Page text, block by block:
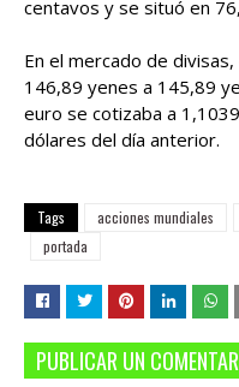
centavos y se situó en
En el mercado de
146,89 yenes a 145,89
euro se cotizaba a
dólares del día anterior.
Tags acciones mundiales
portada
PUBLICAR UN